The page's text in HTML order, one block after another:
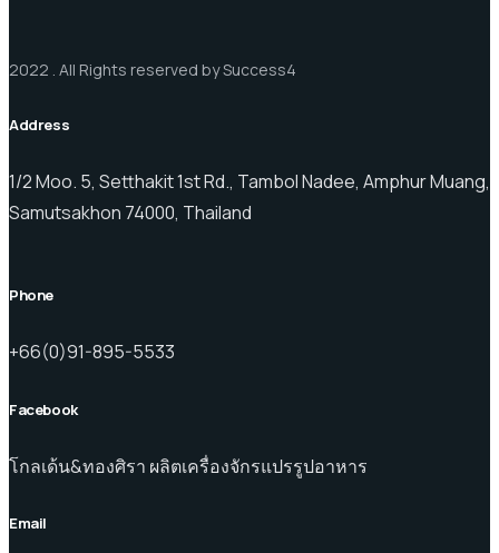
2022 . All Rights reserved by Success4
Address
1/2 Moo. 5, Setthakit 1st Rd., Tambol Nadee, Amphur Muang,
Samutsakhon 74000, Thailand
Phone
+66(0)91-895-5533
Facebook
โกลเด้น&ทองศิรา ผลิตเครื่องจักรแปรรูปอาหาร
Email